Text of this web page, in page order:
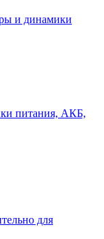
и динамики
питания, АКБ,
для